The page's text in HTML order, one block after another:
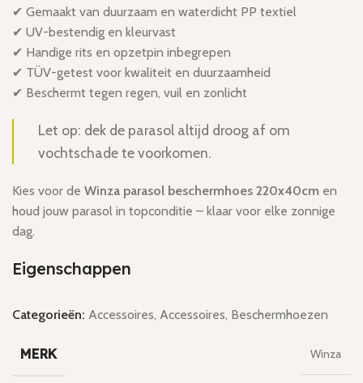
✔ Gemaakt van duurzaam en waterdicht PP textiel
✔ UV-bestendig en kleurvast
✔ Handige rits en opzetpin inbegrepen
✔ TÜV-getest voor kwaliteit en duurzaamheid
✔ Beschermt tegen regen, vuil en zonlicht
Let op: dek de parasol altijd droog af om
vochtschade te voorkomen.
Kies voor de Winza parasol beschermhoes 220x40cm en
houd jouw parasol in topconditie – klaar voor elke zonnige
dag.
Eigenschappen
Categorieën: Accessoires, Accessoires, Beschermhoezen
MERK Winza